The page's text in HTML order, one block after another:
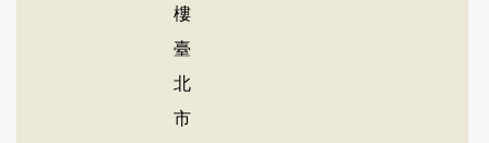
樓
臺
北
市